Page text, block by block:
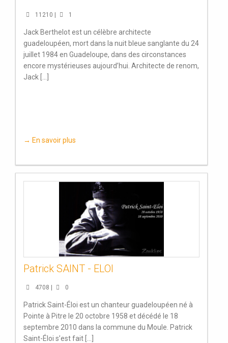
11210 | 1
Jack Berthelot est un célèbre architecte
guadeloupéen, mort dans la nuit bleue sanglante du 24
juillet 1984 en Guadeloupe, dans des circonstances
encore mystérieuses aujourd’hui. Architecte de renom,
Jack [...]
→ En savoir plus
Patrick SAINT - ELOI
4708 | 0
Patrick Saint-Éloi est un chanteur guadeloupéen né à
Pointe à Pitre le 20 octobre 1958 et décédé le 18
septembre 2010 dans la commune du Moule. Patrick
Saint-Éloi s’est fait [...]